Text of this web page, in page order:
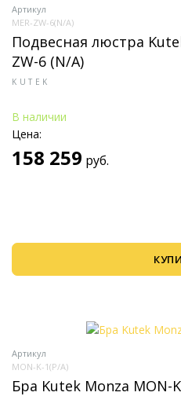
Артикул
MER-ZW-6(N/A)
Подвесная люстра
ZW-6 (N/A)
KUTEK
В наличии
Цена:
158 259 руб.
Артикул
MON-K-1(P/A)
Бра Kutek Monza MON-